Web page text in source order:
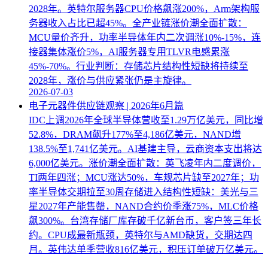
2028年。英特尔服务器CPU价格飙涨200%，Arm架构服
务器收入占比已超45%。全产业链涨价潮全面扩散：
MCU量价齐升，功率半导体年内二次调涨10%-15%，连
接器集体涨价5%，AI服务器专用TLVR电感累涨
45%-70%。行业判断：存储芯片结构性短缺将持续至
2028年，涨价与供应紧张仍是主旋律。
2026-07-03
电子元器件供应链观察 | 2026年6月篇
IDC上调2026年全球半导体营收至1.29万亿美元，同比增
52.8%，DRAM飙升177%至4,186亿美元，NAND增
138.5%至1,741亿美元。AI基建主导，云商资本支出将达
6,000亿美元。涨价潮全面扩散：英飞凌年内二度调价，
TI两年四涨；MCU涨达50%，车规芯片缺至2027年；功
率半导体交期拉至30周存储进入结构性短缺：美光与三
星2027年产能售罄，NAND合约价季涨75%，MLC价格
飙300%。台湾存储厂库存破千亿新台币，客户签三年长
约。CPU成最新瓶颈，英特尔与AMD缺货，交期达四
月。英伟达单季营收816亿美元，积压订单破万亿美元。